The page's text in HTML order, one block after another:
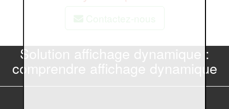
Solution affichage dynamique :
comprendre affichage dynamique